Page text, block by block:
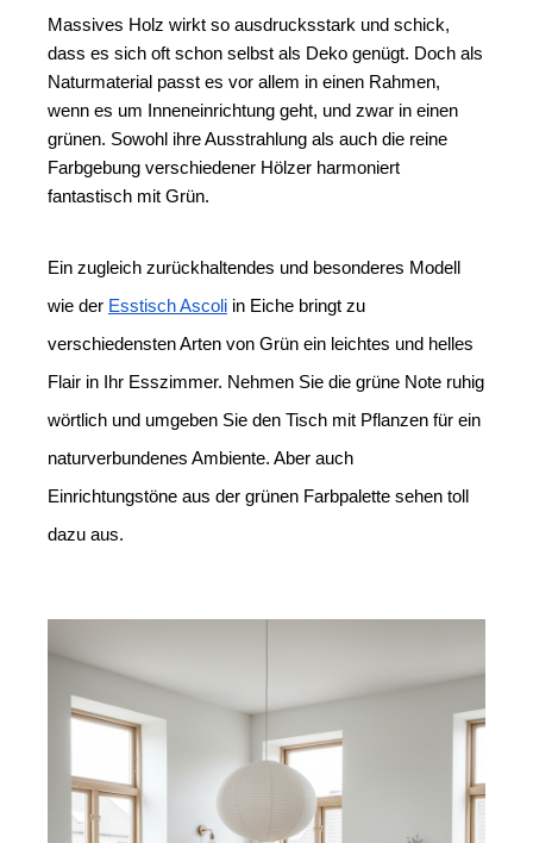
Massives Holz wirkt so ausdrucksstark und schick,
dass es sich oft schon selbst als Deko genügt. Doch als
Naturmaterial passt es vor allem in einen Rahmen,
wenn es um Inneneinrichtung geht, und zwar in einen
grünen. Sowohl ihre Ausstrahlung als auch die reine
Farbgebung verschiedener Hölzer harmoniert
fantastisch mit Grün.
Ein zugleich zurückhaltendes und besonderes Modell
wie der Esstisch Ascoli in Eiche bringt zu
verschiedensten Arten von Grün ein leichtes und helles
Flair in Ihr Esszimmer. Nehmen Sie die grüne Note ruhig
wörtlich und umgeben Sie den Tisch mit Pflanzen für ein
naturverbundenes Ambiente. Aber auch
Einrichtungstöne aus der grünen Farbpalette sehen toll
dazu aus.